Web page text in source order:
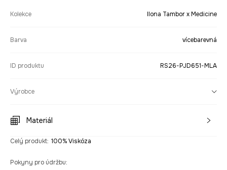
Kolekce Ilona Tambor x Medicine
Barva vícebarevná
ID produktu RS26-PJD651-MLA
Výrobce
Materiál
Celý produkt: 100% Viskóza
Pokyny pro údržbu: